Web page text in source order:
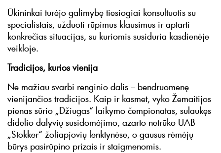
Ūkininkai turėjo galimybę tiesiogiai konsultuotis su
specialistais, užduoti rūpimus klausimus ir aptarti
konkrečias situacijas, su kuriomis susiduria kasdienėje
veikloje.
Tradicijos, kurios vienija
Ne mažiau svarbi renginio dalis – bendruomenę
vienijančios tradicijos. Kaip ir kasmet, vyko Žemaitijos
pienas sūrio „Džiugas“ laikymo čempionatas, sulaukęs
didelio dalyvių susidomėjimo, azarto netrūko UAB
„Stokker“ žoliapjovių lenktynėse, o gausus rėmėjų
būrys pasirūpino prizais ir staigmenomis.